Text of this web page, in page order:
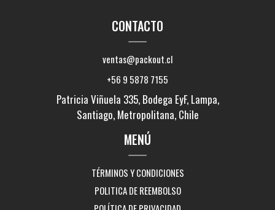
CONTACTO
ventas@packout.cl
+56 9 5878 7155
Patricia Viñuela 335, Bodega EyF, Lampa,
Santiago, Metropolitana, Chile
MENÚ
TÉRMINOS Y CONDICIONES
POLITICA DE REEMBOLSO